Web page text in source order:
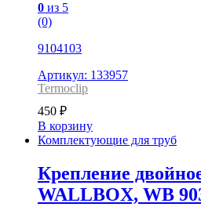
0 из 5
(0)
9104103
Артикул: 133957
Termoclip
450 ₽
В корзину
Комплектующие для труб
Крепление
WALLBOX, WB